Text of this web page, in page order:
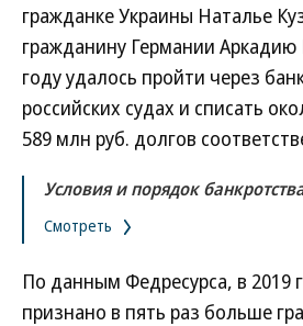
гражданке Украины Наталье
гражданину Германии Аркадию
году удалось пройти через
российских судах и списать
589 млн руб. долгов
Условия и порядок
Смотреть
По данным Федресурса, в 2019
признано в пять раз больше